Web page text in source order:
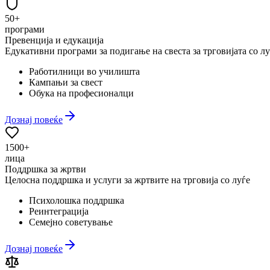
50+
програми
Превенција и едукација
Едукативни програми за подигање на свеста за трговијата со
Работилници во училишта
Кампањи за свест
Обука на професионалци
Дознај повеќе
1500+
лица
Поддршка за жртви
Целосна поддршка и услуги за жртвите на трговија со луѓе
Психолошка поддршка
Реинтеграција
Семејно советување
Дознај повеќе